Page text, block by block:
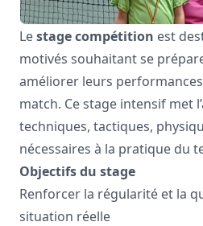
Lestage compétition est
motivés souhaitant se
améliorer leurs
match. Ce stage intensif met
techniques, tactiques,
nécessaires à la pratique du
Objectifs du stage
Renforcer la régularité et la
situation réelle